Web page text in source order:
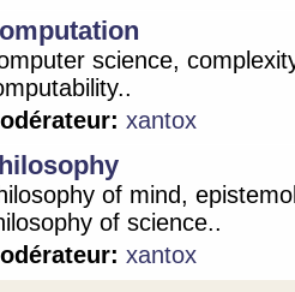
science,
xantox
of mind,
of science..
xantox